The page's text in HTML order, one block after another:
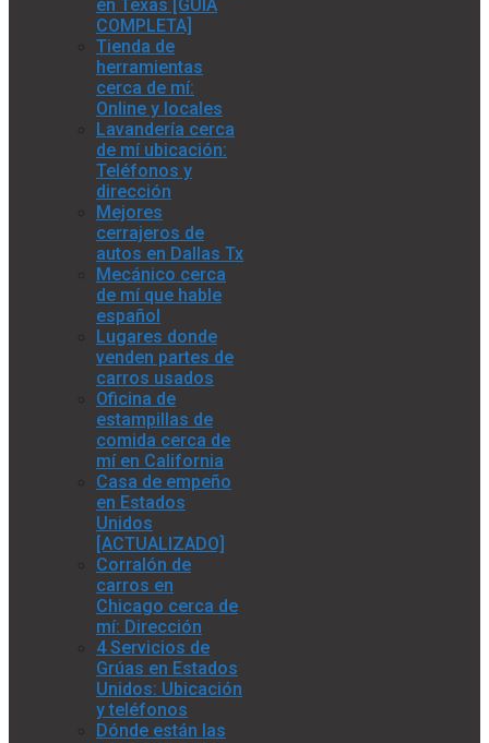
en Texas [GUÍA
COMPLETA]
Tienda de
herramientas
cerca de mí:
Online y locales
Lavandería cerca
de mí ubicación:
Teléfonos y
dirección
Mejores
cerrajeros de
autos en Dallas Tx
Mecánico cerca
de mí que hable
español
Lugares donde
venden partes de
carros usados
Oficina de
estampillas de
comida cerca de
mí en California
Casa de empeño
en Estados
Unidos
[ACTUALIZADO]
Corralón de
carros en
Chicago cerca de
mí: Dirección
4 Servicios de
Grúas en Estados
Unidos: Ubicación
y teléfonos
Dónde están las